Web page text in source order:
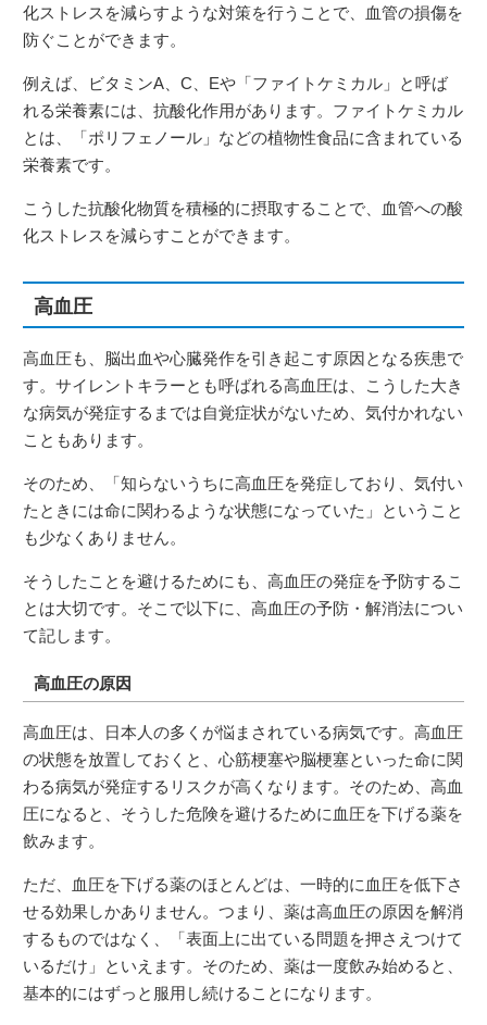
化ストレスを減らすような対策を行うことで、血管の損傷を
防ぐことができます。
例えば、ビタミンA、C、Eや「ファイトケミカル」と呼ば
れる栄養素には、抗酸化作用があります。ファイトケミカル
とは、「ポリフェノール」などの植物性食品に含まれている
栄養素です。
こうした抗酸化物質を積極的に摂取することで、血管への酸
化ストレスを減らすことができます。
高血圧
高血圧も、脳出血や心臓発作を引き起こす原因となる疾患で
す。サイレントキラーとも呼ばれる高血圧は、こうした大き
な病気が発症するまでは自覚症状がないため、気付かれない
こともあります。
そのため、「知らないうちに高血圧を発症しており、気付い
たときには命に関わるような状態になっていた」ということ
も少なくありません。
そうしたことを避けるためにも、高血圧の発症を予防するこ
とは大切です。そこで以下に、高血圧の予防・解消法につい
て記します。
高血圧の原因
高血圧は、日本人の多くが悩まされている病気です。高血圧
の状態を放置しておくと、心筋梗塞や脳梗塞といった命に関
わる病気が発症するリスクが高くなります。そのため、高血
圧になると、そうした危険を避けるために血圧を下げる薬を
飲みます。
ただ、血圧を下げる薬のほとんどは、一時的に血圧を低下さ
せる効果しかありません。つまり、薬は高血圧の原因を解消
するものではなく、「表面上に出ている問題を押さえつけて
いるだけ」といえます。そのため、薬は一度飲み始めると、
基本的にはずっと服用し続けることになります。